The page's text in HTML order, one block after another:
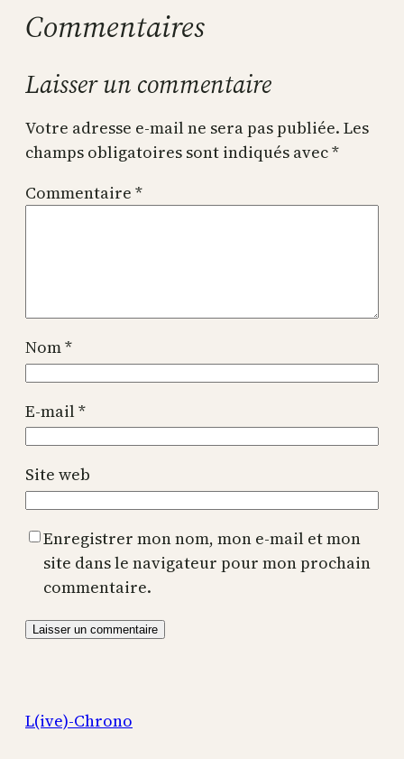
Commentaires
Laisser un commentaire
Votre adresse e-mail ne sera pas publiée. Les
champs obligatoires sont indiqués avec*
Commentaire *
Nom*
E-mail*
Site web
Enregistrer mon nom, mon e-mail et mon
site dans le navigateur pour mon prochain
commentaire.
L(ive)-Chrono